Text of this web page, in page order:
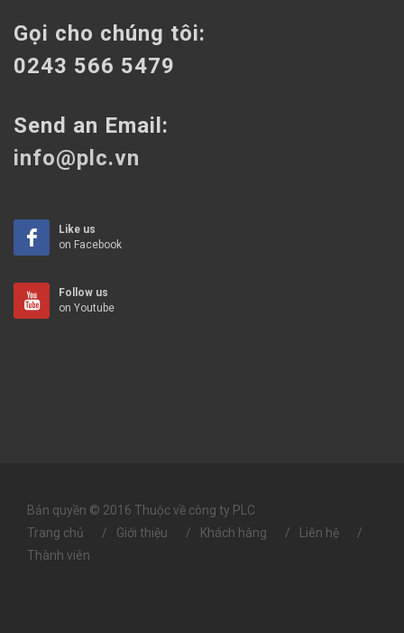
Gọi cho chúng tôi:
0243 566 5479
Send an Email:
info@plc.vn
Like us
on Facebook
Follow us
on Youtube
Bản quyền © 2016 Thuộc về công ty PLC
Trang chủ
Giới thiệu Khách hàng
Liên hệ
Thành viên